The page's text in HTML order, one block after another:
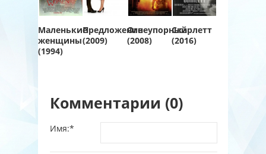
Маленькие
женщины
(1994)
Предложение
(2009)
Огнеупорный
(2008)
Скарлетт
(2016)
Комментарии (0)
Имя:*